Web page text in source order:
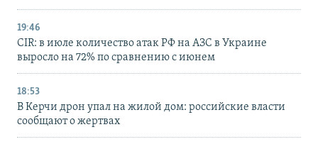
19:46
CIR: в июле количество атак РФ на АЗС в Украине
выросло на 72% по сравнению с июнем
18:53
В Керчи дрон упал на жилой дом: российские власти
сообщают о жертвах